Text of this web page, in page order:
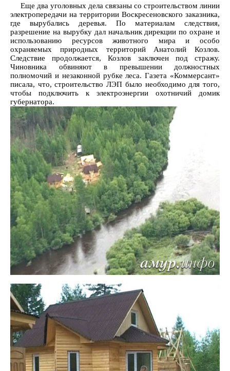
Еще два уголовных дела связаны со строительством линии
электропередачи на территории Воскресеновского заказника,
где вырубались деревья. По материалам следствия,
разрешение на вырубку дал начальник дирекции по охране и
использованию ресурсов животного мира и особо
охраняемых природных территорий Анатолий Козлов.
Следствие продолжается, Козлов заключен под стражу.
Чиновника обвиняют в превышении должностных
полномочий и незаконной рубке леса. Газета «Коммерсант»
писала, что, строительство ЛЭП было необходимо для того,
чтобы подключить к электроэнергии охотничий домик
губернатора.